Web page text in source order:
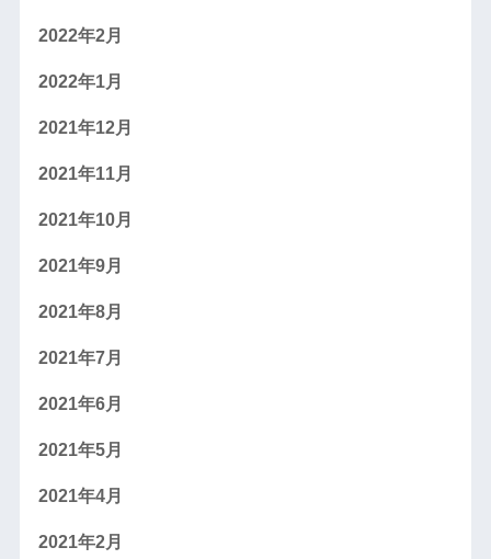
2022年2月
2022年1月
2021年12月
2021年11月
2021年10月
2021年9月
2021年8月
2021年7月
2021年6月
2021年5月
2021年4月
2021年2月